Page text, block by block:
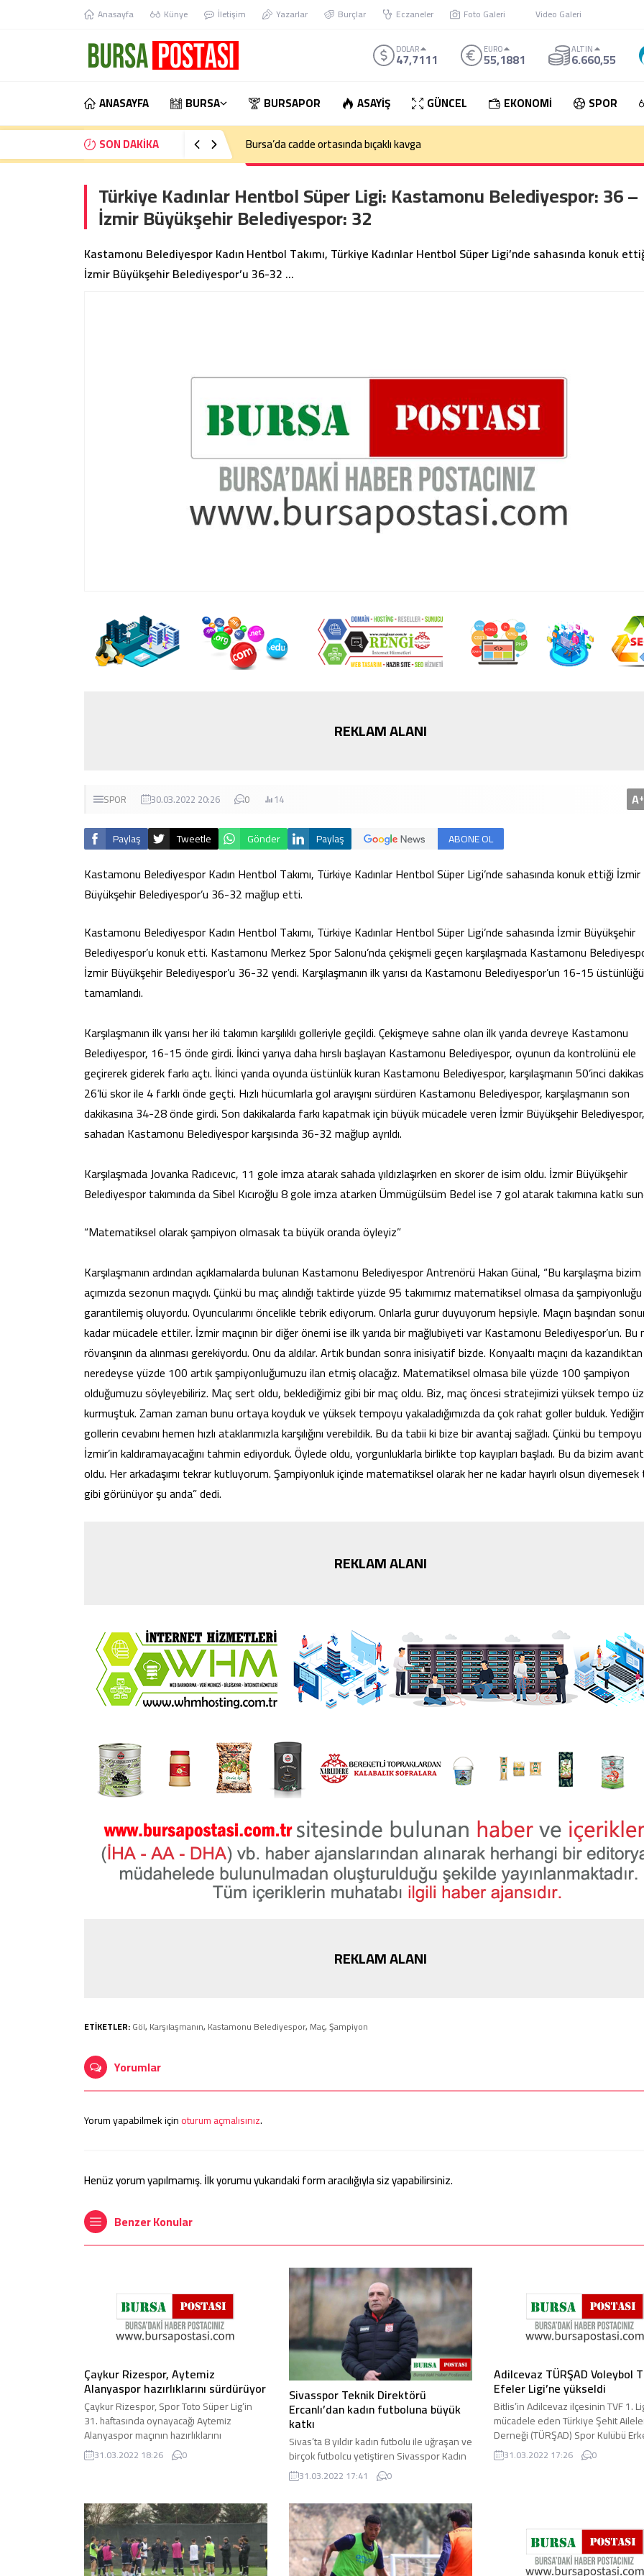
Anasayfa Künye İletişim Yazarlar Burçlar Eczaneler Foto Galeri Video Galeri
DOLAR
47,7111 EURO
55,1881 ALTIN
6.660,55
ANASAYFA BURSA BURSAPOR ASAYİŞ GÜNCEL EKONOMİ SPOR
SON DAKİKA
Türkiye Kadınlar Hentbol Süper Ligi: Kastamonu Belediyespor: 36 –
İzmir Büyükşehir Belediyespor: 32
Kastamonu Belediyespor Kadın Hentbol Takımı, Türkiye Kadınlar Hentbol Süper Ligi’nde sahasında konuk
İzmir Büyükşehir Belediyespor’u 36-32 …
REKLAM ALANI
SPOR 30.03.2022 20:26 0 14 A+
Paylaş Tweetle Gönder Paylaş ABONE OL
Kastamonu Belediyespor Kadın Hentbol Takımı, Türkiye Kadınlar Hentbol Süper Ligi’nde sahasında konuk ettiği İzmir
Büyükşehir Belediyespor’u 36-32 mağlup etti.
Kastamonu Belediyespor Kadın Hentbol Takımı, Türkiye Kadınlar Hentbol Süper Ligi’nde sahasında İzmir Büyükşehir
Belediyespor’u konuk etti. Kastamonu Merkez Spor Salonu’nda çekişmeli geçen karşılaşmada Kastamonu
İzmir Büyükşehir Belediyespor’u 36-32 yendi. Karşılaşmanın ilk yarısı da Kastamonu Belediyespor’un 16-15
tamamlandı.
Karşılaşmanın ilk yarısı her iki takımın karşılıklı golleriyle geçildi. Çekişmeye sahne olan ilk yarıda devreye Kastamonu
Belediyespor, 16-15 önde girdi. İkinci yarıya daha hırslı başlayan Kastamonu Belediyespor, oyunun da kontrolünü ele
geçirerek giderek farkı açtı. İkinci yarıda oyunda üstünlük kuran Kastamonu Belediyespor, karşılaşmanın 50’inci
26’lü skor ile 4 farklı önde geçti. Hızlı hücumlarla gol arayışını sürdüren Kastamonu Belediyespor, karşılaşmanın son
dakikasına 34-28 önde girdi. Son dakikalarda farkı kapatmak için büyük mücadele veren İzmir Büyükşehir Belediyespor,
sahadan Kastamonu Belediyespor karşısında 36-32 mağlup ayrıldı.
Karşılaşmada Jovanka Radıcevıc, 11 gole imza atarak sahada yıldızlaşırken en skorer de isim oldu. İzmir Büyükşehir
Belediyespor takımında da Sibel Kıcıroğlu 8 gole imza atarken Ümmügülsüm Bedel ise 7 gol atarak takımına katkı
“Matematiksel olarak şampiyon olmasak ta büyük oranda öyleyiz”
Karşılaşmanın ardından açıklamalarda bulunan Kastamonu Belediyespor Antrenörü Hakan Günal, “Bu karşılaşma bizim
açımızda sezonun maçıydı. Çünkü bu maç alındığı taktirde yüzde 95 takımımız matematiksel olmasa da şampiyonluğu
garantilemiş oluyordu. Oyuncularımı öncelikle tebrik ediyorum. Onlarla gurur duyuyorum hepsiyle. Maçın başından
kadar mücadele ettiler. İzmir maçının bir diğer önemi ise ilk yarıda bir mağlubiyeti var Kastamonu Belediyespor’un. Bu
rövanşının da alınması gerekiyordu. Onu da aldılar. Artık bundan sonra inisiyatif bizde. Konyaaltı maçını da
neredeyse yüzde 100 artık şampiyonluğumuzu ilan etmiş olacağız. Matematiksel olmasa bile yüzde 100 şampiyon
olduğumuzu söyleyebiliriz. Maç sert oldu, beklediğimiz gibi bir maç oldu. Biz, maç öncesi stratejimizi yüksek tempo
kurmuştuk. Zaman zaman bunu ortaya koyduk ve yüksek tempoyu yakaladığımızda da çok rahat goller bulduk.
gollerin cevabını hemen hızlı ataklarımızla karşılığını verebildik. Bu da tabii ki bize bir avantaj sağladı. Çünkü bu tempoyu
İzmir’in kaldıramayacağını tahmin ediyorduk. Öylede oldu, yorgunluklarla birlikte top kayıpları başladı. Bu da bizim
oldu. Her arkadaşımı tekrar kutluyorum. Şampiyonluk içinde matematiksel olarak her ne kadar hayırlı olsun
gibi görünüyor şu anda” dedi.
REKLAM ALANI
REKLAM ALANI
ETİKETLER:Göl, Karşılaşmanın, Kastamonu Belediyespor, Maç,Şampiyon
Yorumlar
Yorum yapabilmek içinoturum açmalısınız.
Henüz yorum yapılmamış. İlk yorumu yukarıdaki form aracılığıyla siz yapabilirsiniz.
Benzer Konular
Çaykur Rizespor, Aytemiz
Alanyaspor hazırlıklarını sürdürüyor
Çaykur Rizespor, Spor Toto Süper Lig’in
31. haftasında oynayacağı Aytemiz
Alanyaspor maçının hazırlıklarını
Antalya’da sürdürüyor. Karadeniz ...
31.03.2022 18:26 0
Sivasspor Teknik Direktörü
Ercanlı’dan kadın futboluna büyük
katkı
Sivas’ta 8 yıldır kadın futbolu ile uğraşan ve
birçok futbolcu yetiştiren Sivasspor Kadın
Futbol Takımı Teknik Direktörü Nevzat
Ercanlı, kadın ...
31.03.2022 17:41 0
Adilcevaz TÜRŞAD Voleybol
Efeler Ligi’ne yükseldi
Bitlis’in Adilcevaz ilçesinin TVF 1.
mücadele eden Türkiye Şehit
Derneği (TÜRŞAD) Spor Kulübü
Voleybol Takımı, lig ...
31.03.2022 17:26 0